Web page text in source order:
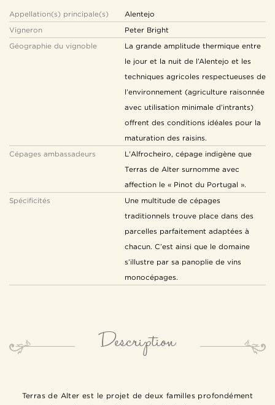
Appellation(s) principale(s)
Alentejo
Vigneron
Peter Bright
Géographie du vignoble
La grande amplitude thermique entre
le jour et la nuit de l’Alentejo et les
techniques agricoles respectueuses de
l’environnement (agriculture raisonnée
avec utilisation minimale d’intrants)
offrent des conditions idéales pour la
maturation des raisins.
Cépages ambassadeurs
L'Alfrocheiro, cépage indigène que
Terras de Alter surnomme avec
affection le « Pinot du Portugal ».
Spécificités
Une multitude de cépages
traditionnels trouve place dans des
parcelles parfaitement adaptées à
chacun. C’est ainsi que le domaine
s’illustre par sa panoplie de vins
monocépages.
Description
Terras de Alter est le projet de deux familles profondément